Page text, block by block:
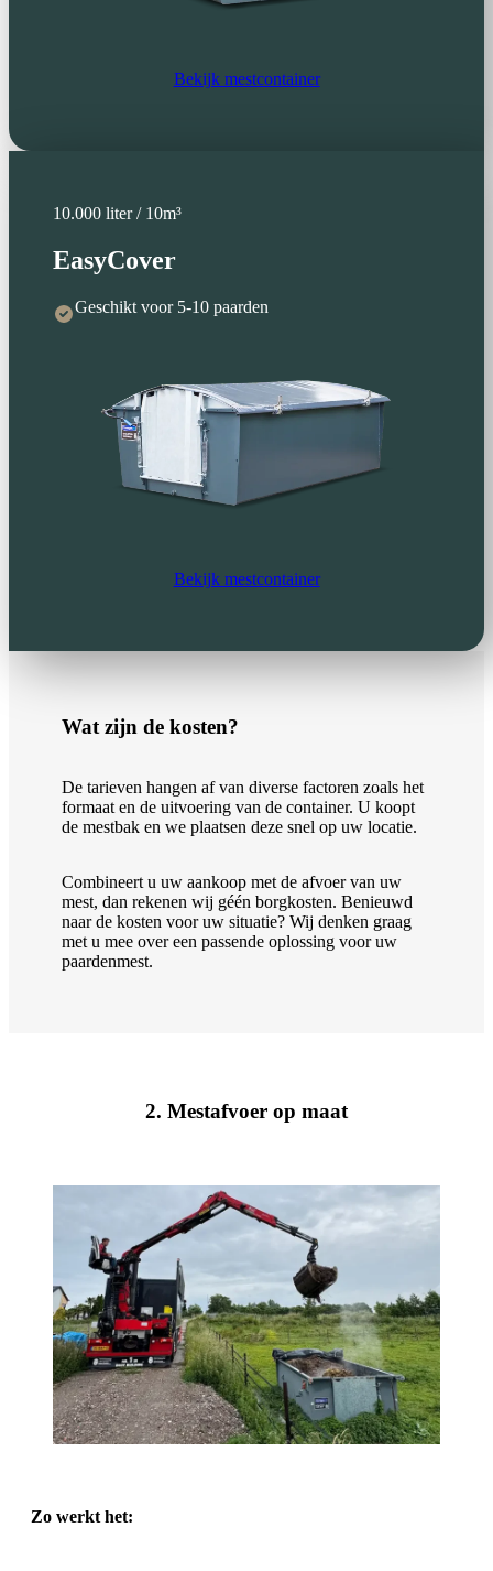
Bekijk mestcontainer
10.000 liter / 10m³
EasyCover
Geschikt voor 5-10 paarden
Bekijk mestcontainer
Wat zijn de kosten?
De tarieven hangen af van diverse factoren zoals het
formaat en de uitvoering van de container. U koopt
de mestbak en we plaatsen deze snel op uw locatie.
Combineert u uw aankoop met de afvoer van uw
mest, dan rekenen wij géén borgkosten. Benieuwd
naar de kosten voor uw situatie? Wij denken graag
met u mee over een passende oplossing voor uw
paardenmest.
2. Mestafvoer op maat
Zo werkt het: